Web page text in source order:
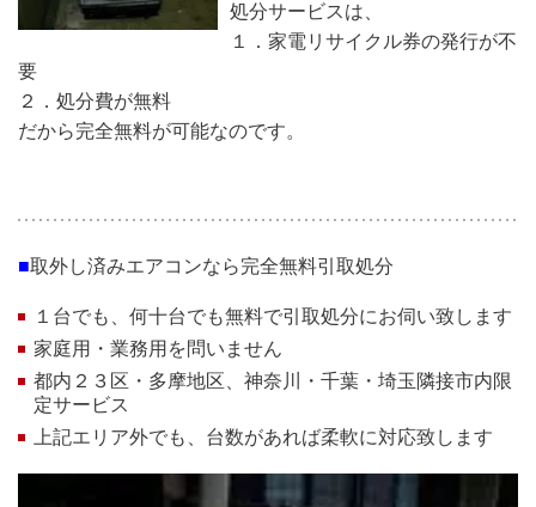
処分サービスは、
１．家電リサイクル券の発行が不
要
２．処分費が無料
だから完全無料が可能なのです。
■取外し済みエアコンなら完全無料引取処分
１台でも、何十台でも無料で引取処分にお伺い致します
家庭用・業務用を問いません
都内２３区・多摩地区、神奈川・千葉・埼玉隣接市内限
定サービス
上記エリア外でも、台数があれば柔軟に対応致します